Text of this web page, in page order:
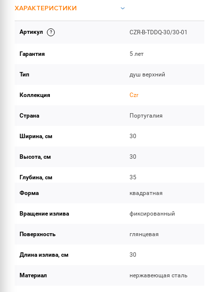
ХАРАКТЕРИСТИКИ
ОБЪЕМ ПОСТАВКИ
Артикул CZR-B-TDDQ-30/30-01
Гарантия 5 лет
Тип душ верхний
Коллекция Czr
Страна Португалия
Ширина, см 30
Высота, см 30
Глубина, см 35
Форма квадратная
Вращение излива фиксированный
Поверхность глянцевая
Длина излива, см 30
Материал нержавеющая сталь